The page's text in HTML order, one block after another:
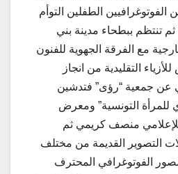
الطفلين التوأم
تنتظم ببطحاء مدينة بني
مع الفرقة الجهوية للفنون
التقليدية من انجاز
عن جمعية “رؤى” فتدشين
للمرأة التونسية” ومعرض
منصف كريمي ثم
التصوير القديمة من مختلف
الفوتوغرافي المحترف